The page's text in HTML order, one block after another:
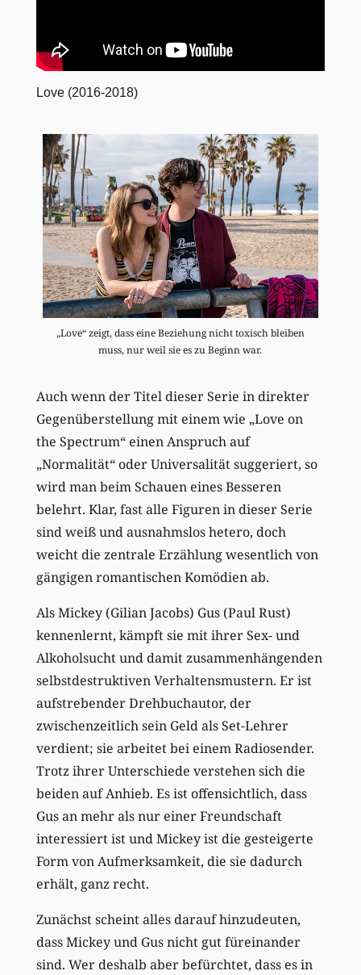
Love (2016-2018)
„Love“ zeigt, dass eine Beziehung nicht toxisch bleiben
muss, nur weil sie es zu Beginn war.
Auch wenn der Titel dieser Serie in direkter
Gegenüberstellung mit einem wie „Love on
the Spectrum“ einen Anspruch auf
„Normalität“ oder Universalität suggeriert, so
wird man beim Schauen eines Besseren
belehrt. Klar, fast alle Figuren in dieser Serie
sind weiß und ausnahmslos hetero, doch
weicht die zentrale Erzählung wesentlich von
gängigen romantischen Komödien ab.
Als Mickey (Gilian Jacobs) Gus (Paul Rust)
kennenlernt, kämpft sie mit ihrer Sex- und
Alkoholsucht und damit zusammenhängenden
selbstdestruktiven Verhaltensmustern. Er ist
aufstrebender Drehbuchautor, der
zwischenzeitlich sein Geld als Set-Lehrer
verdient; sie arbeitet bei einem Radiosender.
Trotz ihrer Unterschiede verstehen sich die
beiden auf Anhieb. Es ist offensichtlich, dass
Gus an mehr als nur einer Freundschaft
interessiert ist und Mickey ist die gesteigerte
Form von Aufmerksamkeit, die sie dadurch
erhält, ganz recht.
Zunächst scheint alles darauf hinzudeuten,
dass Mickey und Gus nicht gut füreinander
sind. Wer deshalb aber befürchtet, dass es in